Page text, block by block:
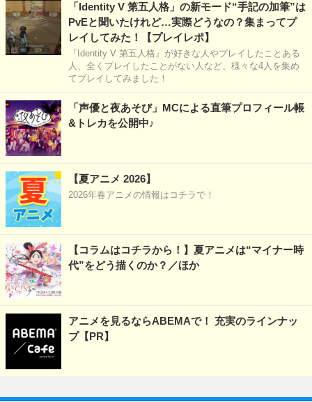
「Identity V 第五人格」の新モード“手記の加筆”は
PvEと聞いたけれど…実際どうなの？集まってプ
レイしてみた！【プレイレポ】
『Identity V 第五人格』が好きな人やプレイしたことある
人、全くプレイしたことがない人など、様々な4人を集め
てプレイしてみました！
「声優と夜あそび」MCによる直筆プロフィール帳
&トレカを公開中♪
【夏アニメ 2026】
2026年春アニメの情報はコチラで！
【コラムはコチラから！】夏アニメは“マイナー時
代”をどう描くのか？／ほか
アニメを見るならABEMAで！ 充実のラインナッ
プ【PR】